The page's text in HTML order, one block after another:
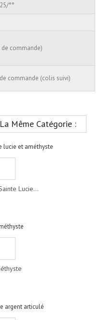
°°
de commande)
commande (colis suivi)
Même Catégorie :
Lucie...